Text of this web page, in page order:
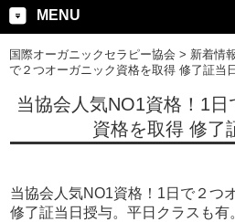
MENU
国際オーガニックセラピー協会 > 新着情
で２つオーガニック資格を取得 修了証当
当協会人気NO1資格！1
資格を取得 修了
当協会人気NO1資格！1日で２つ
修了証当日授与。平日クラスも